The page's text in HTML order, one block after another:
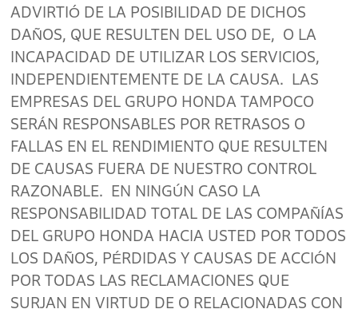
ADVIRTIÓ DE LA POSIBILIDAD DE DICHOS
DAÑOS, QUE RESULTEN DEL USO DE, O LA
INCAPACIDAD DE UTILIZAR LOS SERVICIOS,
INDEPENDIENTEMENTE DE LA CAUSA. LAS
EMPRESAS DEL GRUPO HONDA TAMPOCO
SERÁN RESPONSABLES POR RETRASOS O
FALLAS EN EL RENDIMIENTO QUE RESULTEN
DE CAUSAS FUERA DE NUESTRO CONTROL
RAZONABLE. EN NINGÚN CASO LA
RESPONSABILIDAD TOTAL DE LAS COMPAÑÍAS
DEL GRUPO HONDA HACIA USTED POR TODOS
LOS DAÑOS, PÉRDIDAS Y CAUSAS DE ACCIÓN
POR TODAS LAS RECLAMACIONES QUE
SURJAN EN VIRTUD DE O RELACIONADAS CON